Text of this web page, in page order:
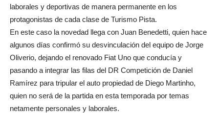
laborales y deportivas de manera permanente en los
protagonistas de cada clase de Turismo Pista.
En este caso la novedad llega con Juan Benedetti, quien hace
algunos días confirmó su desvinculación del equipo de Jorge
Oliverio, dejando el renovado Fiat Uno que conducía y
pasando a integrar las filas del DR Competición de Daniel
Ramírez para tripular el auto propiedad de Diego Martinho,
quien no será de la partida en esta temporada por temas
netamente personales y laborales.